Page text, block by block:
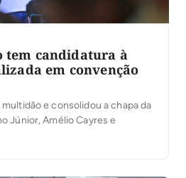
tem candidatura à
em convenção
e consolidou a chapa da
Júnior, Amélio Cayres e